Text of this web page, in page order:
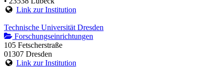
Link zur Institution
Technische Universität Dresden
Forschungseinrichtungen
105 Fetscherstraße
01307 Dresden
Link zur Institution